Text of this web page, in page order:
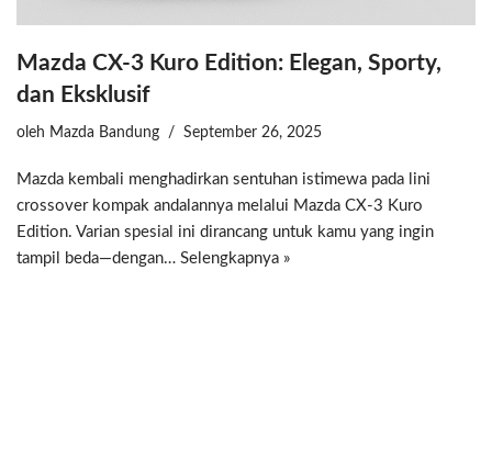
Mazda CX-3 Kuro Edition: Elegan, Sporty,
dan Eksklusif
oleh Mazda Bandung September 26, 2025
Mazda kembali menghadirkan sentuhan istimewa pada lini
crossover kompak andalannya melalui Mazda CX-3 Kuro
Edition. Varian spesial ini dirancang untuk kamu yang ingin
tampil beda—dengan… Selengkapnya »